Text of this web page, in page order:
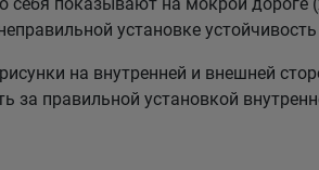
установке
на внутренней и внешней
правильной установкой